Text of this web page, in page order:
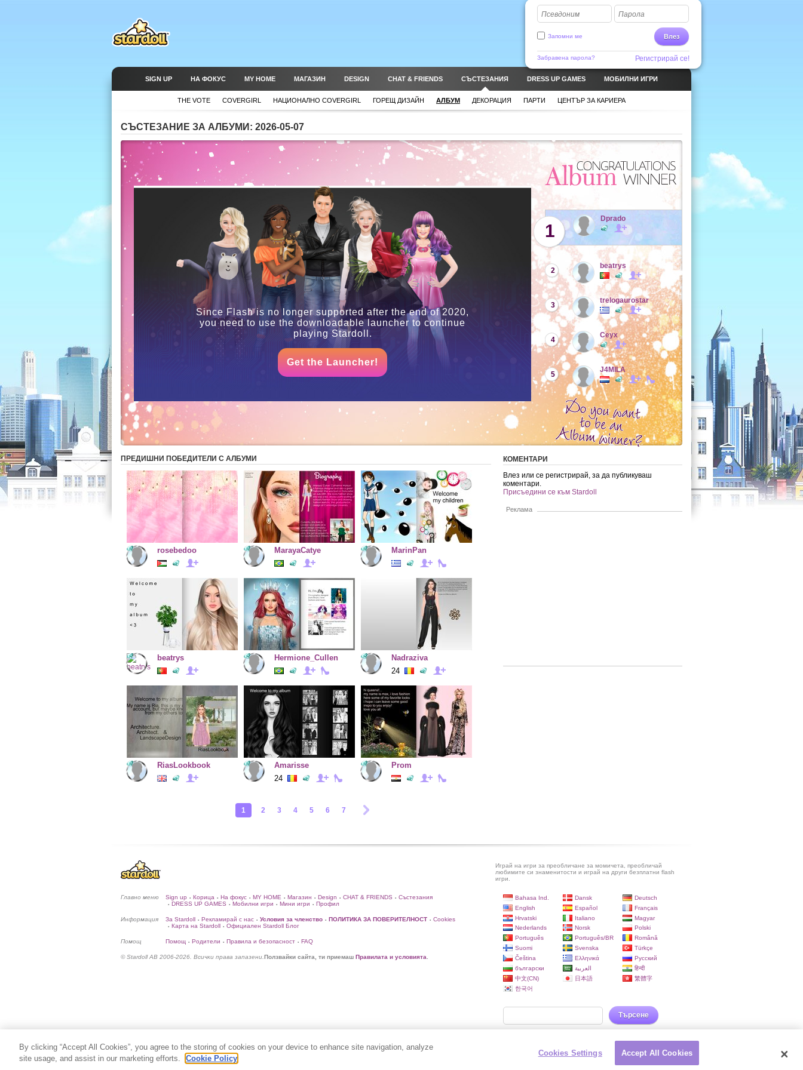
Псевдоним Парола
Влез
Запомни ме
Забравена парола? Регистрирай се!
SIGN UP НА ФОКУС MY HOME МАГАЗИН DESIGN CHAT & FRIENDS СЪСТЕЗАНИЯ DRESS UP GAMES МОБИЛНИ ИГРИ
THE VOTE COVERGIRL НАЦИОНАЛНО COVERGIRL ГОРЕЩ ДИЗАЙН АЛБУМ ДЕКОРАЦИЯ ПАРТИ ЦЕНТЪР ЗА КАРИЕРА
СЪСТЕЗАНИЕ ЗА АЛБУМИ: 2026-05-07
Since Flash is no longer supported after the end of 2020,
you need to use the downloadable launcher to continue
playing Stardoll.
Get the Launcher!
1
Dprado
2
beatrys
3
trelogaurostar
4
Ceyx
5
J4MILA
ПРЕДИШНИ ПОБЕДИТЕЛИ С АЛБУМИ
rosebedoo MarayaCatye MarinPan
beatrys Hermione_Cullen
Nadraziva
24
RiasLookbook
Amarisse
24
Prom
1 2 3 4 5 6 7
КОМЕНТАРИ
Влез или се регистрирай, за да публикуваш
коментари.
Присъедини се към Stardoll
Реклама
Играй на игри за преобличане за момичета, преобличай
любимите си знаменитости и играй на други безплатни flash
игри.
Главно меню Sign up • Корица • На фокус • MY HOME • Магазин • Design • CHAT & FRIENDS • Състезания
• DRESS UP GAMES • Мобилни игри • Мини игри • Профил
Информация За Stardoll • Рекламирай с нас • Условия за членство • ПОЛИТИКА ЗА ПОВЕРИТЕЛНОСТ • Cookies
• Карта на Stardoll • Официален Stardoll Блог
Помощ Помощ • Родители • Правила и безопасност • FAQ
© Stardoll AB 2006-2026. Всички права запазени. Ползвайки сайта, ти приемаш Правилата и условията
Bahasa Ind. Dansk
Deutsch
English
Español
Français
Hrvatski
Italiano
Magyar
Nederlands
Norsk
Polski
Português
Português/BR
Română
Suomi
Svenska
Türkçe
Čeština
Ελληνικά
Русский
български
العربية
हिन्दी
中文(CN)
日本語
繁體字
한국어
Търсене
By clicking “Accept All Cookies”, you agree to the storing of cookies on your device to enhance site navigation, analyze
site usage, and assist in our marketing efforts.
Cookie Policy
Cookies Settings Accept All Cookies